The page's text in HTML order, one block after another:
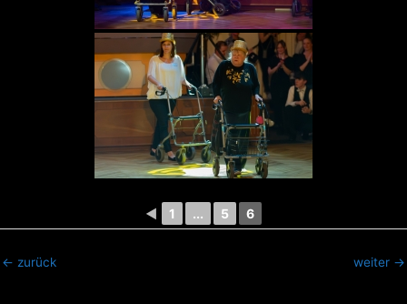
◄ 1 ... 5 6
← zurück weiter →